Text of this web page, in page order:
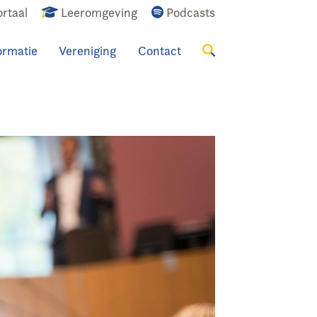
Leeromgeving Podcasts
Vereniging Contact